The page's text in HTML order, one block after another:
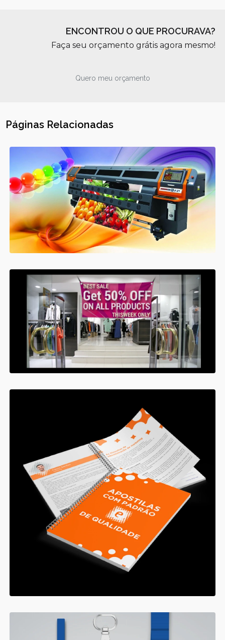
ENCONTROU O QUE PROCURAVA?
Faça seu orçamento grátis agora mesmo!
Quero meu orçamento
Páginas Relacionadas